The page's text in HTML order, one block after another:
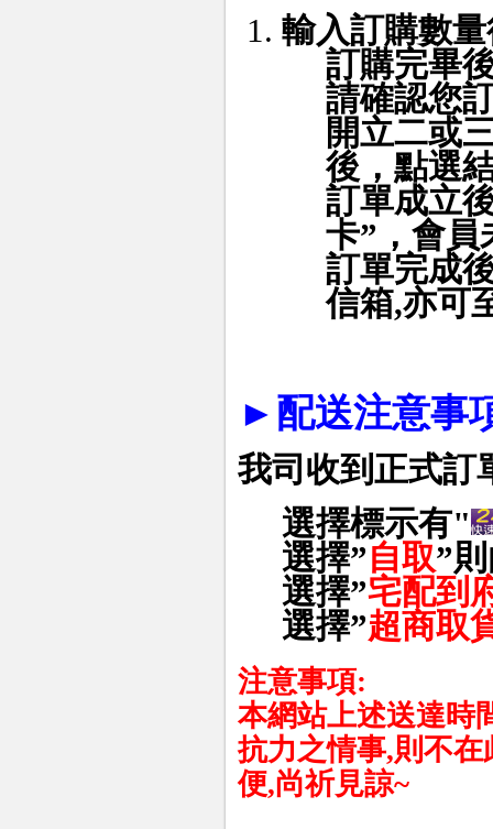
輸入訂購數
訂購完畢
請確認您
開立二或
後，點選
訂單成立
卡”，會員
訂單完成
信箱,亦可
► 配送注意事
我司收到正式訂
選擇標示有"
選擇”自取”
選擇”宅配到
選擇”超商取
注意事項:
本網站上述送達時
抗力之情事,則不在
便,尚祈見諒~